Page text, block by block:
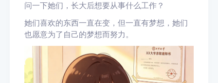
问一下她们，长大后想要从事什么工作？
她们喜欢的东西一直在变，但一直有梦想，她们
也愿意为了自己的梦想而努力。